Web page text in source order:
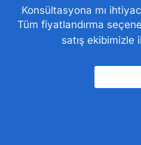
Konsültasyona mı
Tüm fiyatlandırma
satış ekibimizle